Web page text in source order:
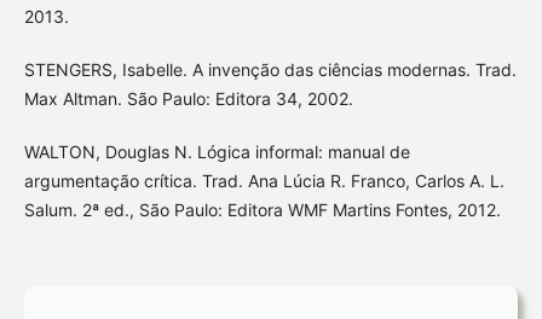
2013.
STENGERS, Isabelle. A invenção das ciências modernas. Trad.
Max Altman. São Paulo: Editora 34, 2002.
WALTON, Douglas N. Lógica informal: manual de
argumentação crítica. Trad. Ana Lúcia R. Franco, Carlos A. L.
Salum. 2ª ed., São Paulo: Editora WMF Martins Fontes, 2012.